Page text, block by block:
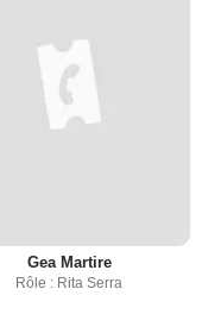
Gea Martire
Rôle : Rita Serra